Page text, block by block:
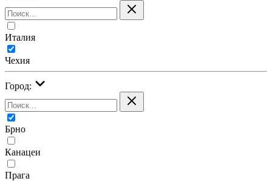
Италия
Чехия
Город:
Брно
Канацеи
Прага